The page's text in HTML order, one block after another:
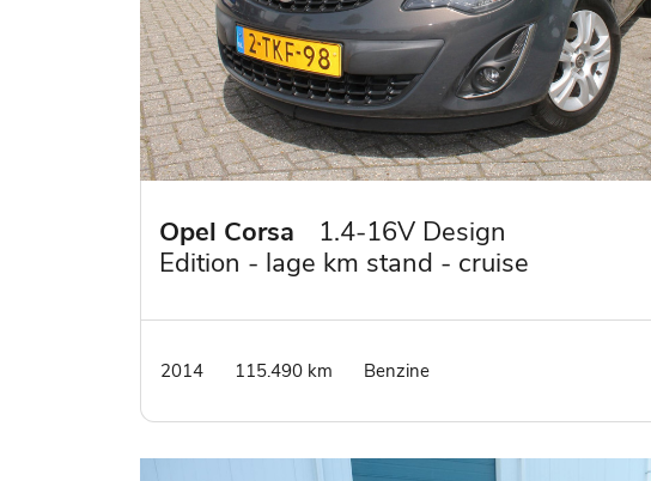
Opel Corsa
1.4-16V Design
Edition - lage km stand - cruise
2014 115.490 km Benzine